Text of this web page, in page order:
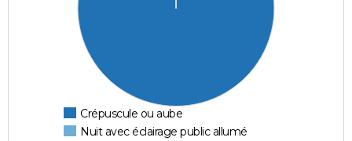
Crépuscule ou aube
Nuit avec éclairage public allumé